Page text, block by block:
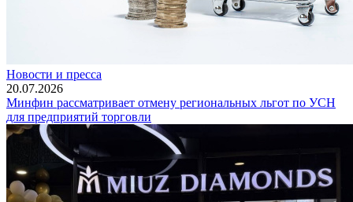
Новости и пресса
20.07.2026
Минфин рассматривает отмену региональных льгот по УСН
для предприятий торговли